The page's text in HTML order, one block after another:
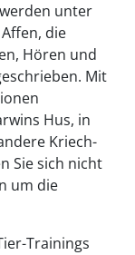
unter
die
Hören und
Mit
Hus, in
Kriech-
Sie sich nicht
um die
Trainings